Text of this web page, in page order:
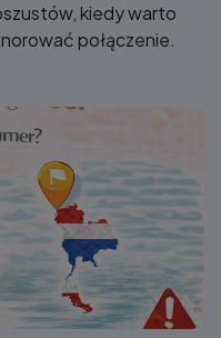
kiedy warto
połączenie.